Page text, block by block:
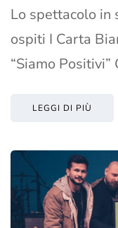
Lo spettacolo in
ospiti I Carta
“Siamo
LEGGI DI PIÙ